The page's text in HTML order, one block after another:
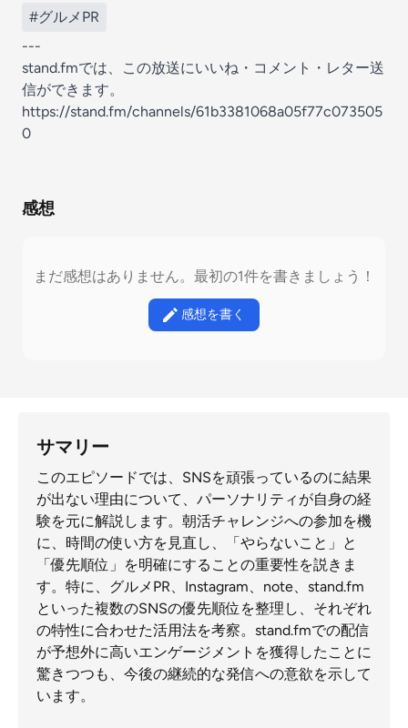
#グルメPR
---
stand.fmでは、この放送にいいね・コメント・レター送
信ができます。
https://stand.fm/channels/61b3381068a05f77c073505
0
感想
まだ感想はありません。最初の1件を書きましょう！
感想を書く
サマリー
このエピソードでは、SNSを頑張っているのに結果
が出ない理由について、パーソナリティが自身の経
験を元に解説します。朝活チャレンジへの参加を機
に、時間の使い方を見直し、「やらないこと」と
「優先順位」を明確にすることの重要性を説きま
す。特に、グルメPR、Instagram、note、stand.fm
といった複数のSNSの優先順位を整理し、それぞれ
の特性に合わせた活用法を考察。stand.fmでの配信
が予想外に高いエンゲージメントを獲得したことに
驚きつつも、今後の継続的な発信への意欲を示して
います。